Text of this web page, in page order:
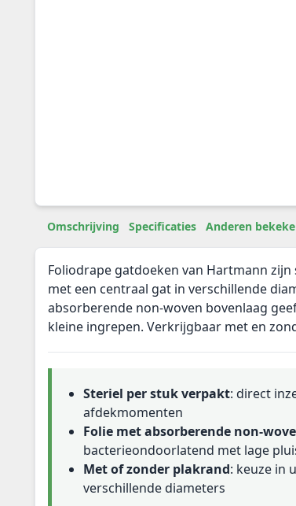
Omschrijving Specificaties Anderen
Foliodrape gatdoeken van Hartmann
met een centraal gat in verschillende
absorberende non-woven bovenlaag
kleine ingrepen. Verkrijgbaar met en
Steriel per stuk verpakt: direct
afdekmomenten
Folie met absorberende non-
bacterieondoorlatend met lage
Met of zonder plakrand: keuze in
verschillende diameters